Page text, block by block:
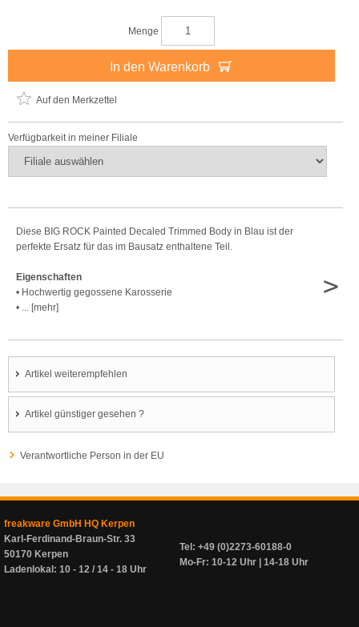
Menge
In den Warenkorb
Auf den Merkzettel
Verfügbarkeit in meiner Filiale
Diese BIG ROCK Painted Decaled Trimmed Body in Blau ist der
perfekte Ersatz für das im Bausatz enthaltene Teil.
Eigenschaften
• Hochwertig gegossene Karosserie
• ... [mehr]
>
Artikel weiterempfehlen
Artikel günstiger gesehen ?
Verantwortliche Person in der EU
freakware GmbH HQ Kerpen
Karl-Ferdinand-Braun-Str. 33
50170 Kerpen
Ladenlokal: 10 - 12 / 14 - 18 Uhr
Tel: +49 (0)2273-60188-0
Mo-Fr: 10-12 Uhr | 14-18 Uhr